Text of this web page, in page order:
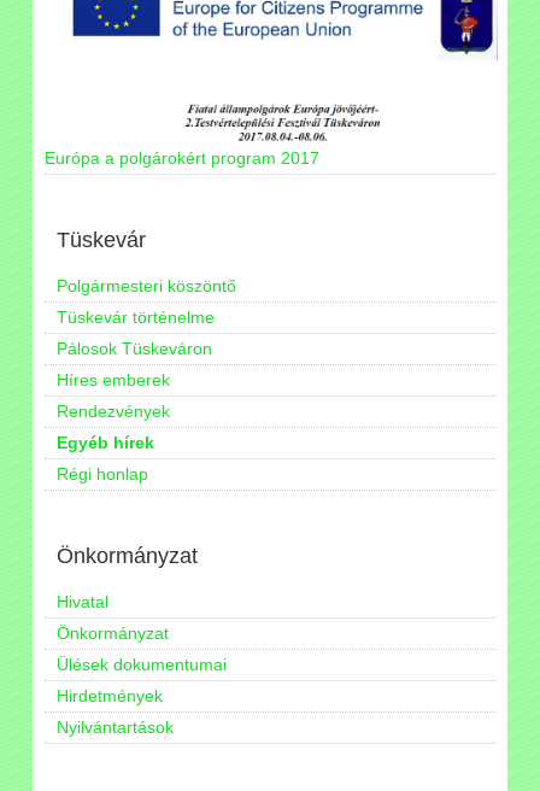
Európa a polgárokért program 2017
Tüskevár
Polgármesteri köszöntő
Tüskevár történelme
Pálosok Tüskeváron
Híres emberek
Rendezvények
Egyéb hírek
Régi honlap
Önkormányzat
Hivatal
Önkormányzat
Ülések dokumentumai
Hirdetmények
Nyilvántartások